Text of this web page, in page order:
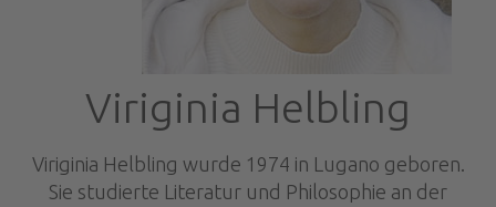
Viriginia Helbling
Viriginia Helbling wurde 1974 in Lugano ­geboren.
Sie studierte Literatur und Philosophie an der